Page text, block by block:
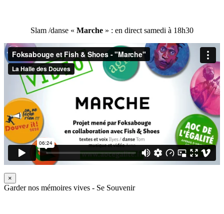
Slam /danse « Marche » : en direct samedi à 18h30
×
Garder nos mémoires vives - Se Souvenir